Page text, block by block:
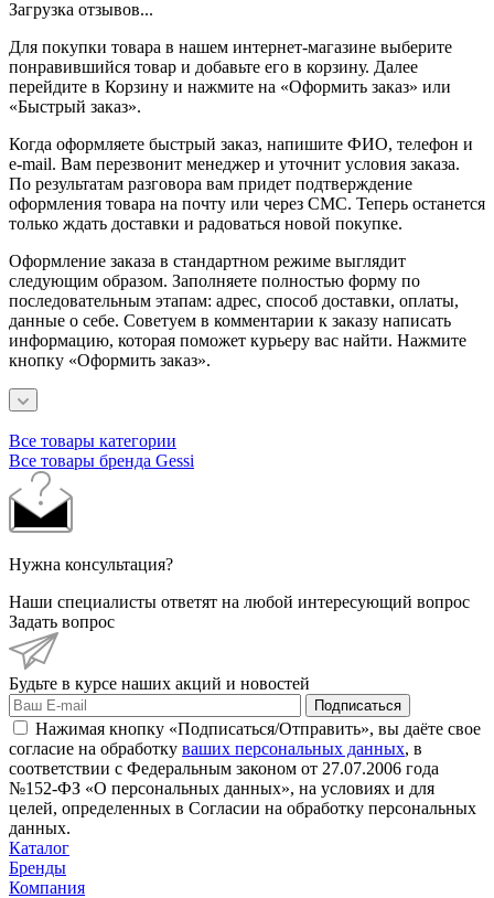
Загрузка отзывов...
Для покупки товара в нашем интернет-магазине выберите
понравившийся товар и добавьте его в корзину. Далее
перейдите в Корзину и нажмите на «Оформить заказ» или
«Быстрый заказ».
Когда оформляете быстрый заказ, напишите ФИО, телефон и
e-mail. Вам перезвонит менеджер и уточнит условия заказа.
По результатам разговора вам придет подтверждение
оформления товара на почту или через СМС. Теперь останется
только ждать доставки и радоваться новой покупке.
Оформление заказа в стандартном режиме выглядит
следующим образом. Заполняете полностью форму по
последовательным этапам: адрес, способ доставки, оплаты,
данные о себе. Советуем в комментарии к заказу написать
информацию, которая поможет курьеру вас найти. Нажмите
кнопку «Оформить заказ».
Все товары категории
Все товары бренда Gessi
Нужна консультация?
Наши специалисты ответят на любой интересующий вопрос
Задать вопрос
Будьте в курсе наших акций и новостей
Подписаться
Нажимая кнопку «Подписаться/Отправить», вы даёте свое
согласие на обработку ваших персональных данных, в
соответствии с Федеральным законом от 27.07.2006 года
№152-ФЗ «О персональных данных», на условиях и для
целей, определенных в Согласии на обработку персональных
данных.
Каталог
Бренды
Компания